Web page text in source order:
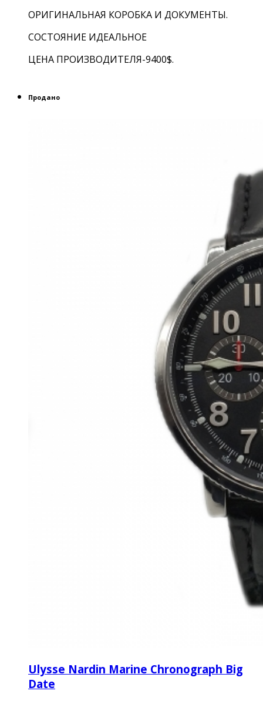
ОРИГИНАЛЬНАЯ КОРОБКА И ДОКУМЕНТЫ.
СОСТОЯНИЕ ИДЕАЛЬНОЕ
ЦЕНА ПРОИЗВОДИТЕЛЯ-9400$.
Продано
Ulysse Nardin Marine Chronograph Big
Date